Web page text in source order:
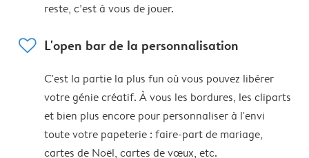
reste, c’est à vous de jouer.
heart L'open bar de la personnalisation
C'est la partie la plus fun où vous pouvez libérer
votre génie créatif. À vous les bordures, les cliparts
et bien plus encore pour personnaliser à l'envi
toute votre papeterie : faire-part de mariage,
cartes de Noël, cartes de vœux, etc.